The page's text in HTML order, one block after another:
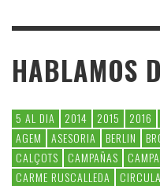
HABLAMOS
5 AL DIA 2014 2015 2016
AGEM
ASESORIA BERLIN
CALÇOTS
CAMPAÑAS
CARME RUSCALLEDA